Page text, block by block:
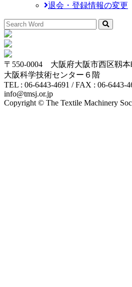
退会・登録情報の変更
〒550-0004 大阪府大阪市西区靱本
大阪科学技術センター６階
TEL : 06-6443-4691 / FAX : 06-6443-
info@tmsj.or.jp
Copyright © The Textile Machinery